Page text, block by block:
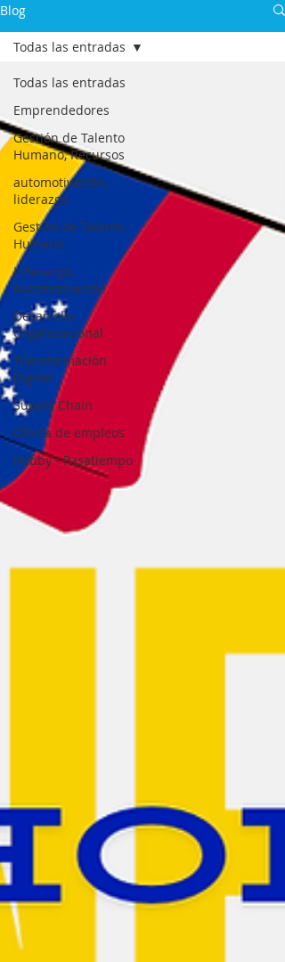
Blog
Todas las entradas
Emprendedores
Gestión de Talento
Humano, Recursos
automotivación,
liderazgo
Gestión de Talento
Humano
Liderazgo,
Automotivación
Desarrollo
Organizacional
Transformación
Digital
Supply Chain
Oferta de empleos
Hobby - Pasatiempo
Todas las entradas